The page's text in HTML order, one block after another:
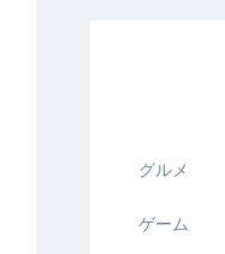
グルメ
ゲーム